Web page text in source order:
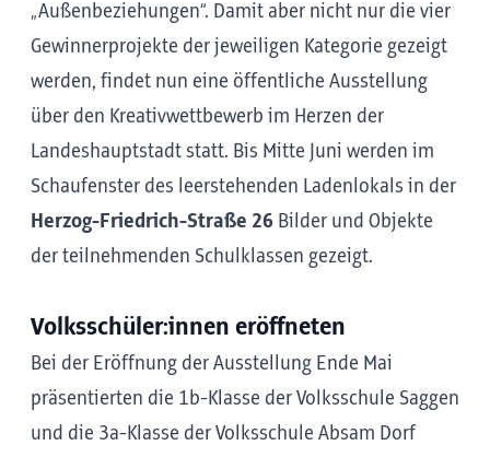
„Außenbeziehungen“. Damit aber nicht nur die vier
Gewinnerprojekte der jeweiligen Kategorie gezeigt
werden, findet nun eine öffentliche Ausstellung
über den Kreativwettbewerb im Herzen der
Landeshauptstadt statt. Bis Mitte Juni werden im
Schaufenster des leerstehenden Ladenlokals in der
Herzog-Friedrich-Straße 26 Bilder und Objekte
der teilnehmenden Schulklassen gezeigt.
Volksschüler:innen eröffneten
Bei der Eröffnung der Ausstellung Ende Mai
präsentierten die 1b-Klasse der Volksschule Saggen
und die 3a-Klasse der Volksschule Absam Dorf